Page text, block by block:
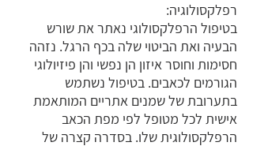
רפלקסולוגיה:
בטיפול הרפלקסולוגי נאתר את שורש
הבעיה ואת הביטוי שלה בכף הרגל. נזהה
חסימות וחוסר איזון הן נפשי והן פיזיולוגי
הגורמים לכאבים. בטיפול נשתמש
בתערובת של שמנים אתריים המותאמת
אישית לכל מטופל לפי מפת הכאב
הרפלקסולוגית שלו. בסדרה קצרה של